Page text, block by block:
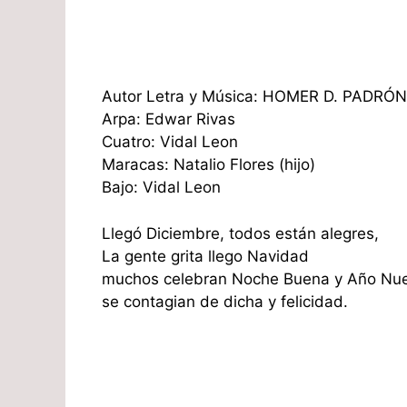
Autor Letra y Música: HOMER D. PADRÓN
Arpa: Edwar Rivas
Cuatro: Vidal Leon
Maracas: Natalio Flores (hijo)
Bajo: Vidal Leon
Llegó Diciembre, todos están alegres,
La gente grita llego Navidad
muchos celebran Noche Buena y Año
se contagian de dicha y felicidad.